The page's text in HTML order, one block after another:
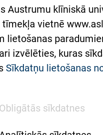
sūdzību
kārtība
nokļūt
Austrumu klīniskā
tīmekļa vietnē
lietošanas
izvēlēties, kuras
Sīkdatņu lietošanas
Obligātās sīkdatnes